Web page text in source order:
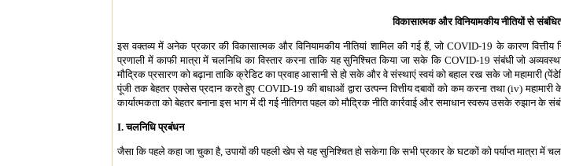
विकासात्मक और विनियामकीय नीतियों से
इस वक्तव्य में अनेक प्रकार की विकासात्मक और विनियामकीय नीतियां शामिल की गई हैं, जो COVID-19 के कारण
प्रणाली में काफी मात्रा में चलनिधि का विस्तार करना ताकि यह सुनिश्चित किया जा सके कि COVID-19 संबंधी जो
मौद्रिक प्रसारण को बढ़ाना ताकि क्रेडिट का प्रवाह आसानी से हो सके और वे संस्थाएं स्वयं को बहाल रख सके जो महामारी
पूंजी तक बेहतर एक्सेस प्रदान करते हुए COVID-19 की बाधाओं द्वारा उत्पन्न वित्तीय दबावों को कम करना तथा (iv)
कार्यात्मकता को बेहतर बनाना इस भाग में दी गई नीतिगत पहल को मौद्रिक नीति कार्रवाई और समाधान स्वरूप उसके रुझान के
I. चलनिधि प्रबंधन
जैसा कि पहले कहा जा चुका है, उपायों की पहली खेप से यह सुनिश्चित हो सकेगा कि सभी प्रकार के घटकों को पर्याप्त मात्रा में